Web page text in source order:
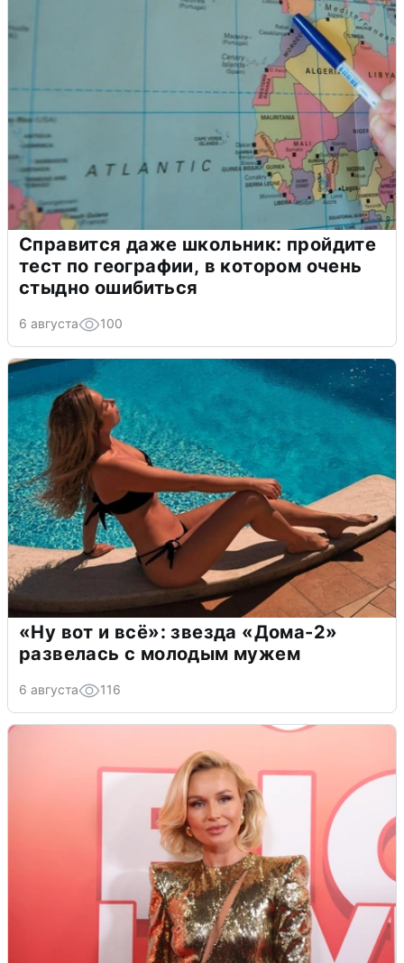
Справится даже школьник: пройдите
тест по географии, в котором очень
стыдно ошибиться
6 августа 100
«Ну вот и всё»: звезда «Дома-2»
развелась с молодым мужем
6 августа 116